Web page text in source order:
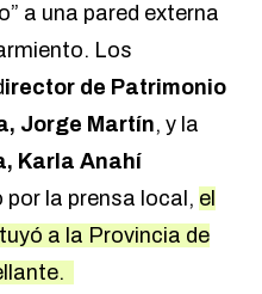
a una pared externa
Los
irector de Patrimonio
Jorge Martín, y la
Karla Anahí
por la prensa local, el
a la Provincia de